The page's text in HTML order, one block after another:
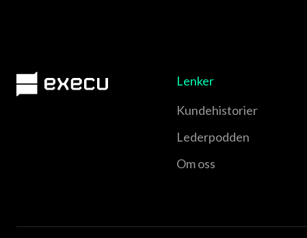
Lenker
Kundehistorier
Lederpodden
Om oss